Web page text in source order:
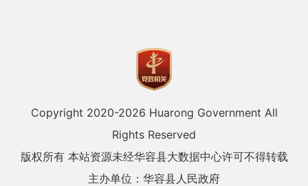
Copyright 2020-2026 Huarong Government All
Rights Reserved
版权所有 本站资源未经华容县大数据中心许可不得转载
主办单位：华容县人民政府